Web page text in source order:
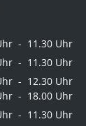
- 11.30 Uhr
- 11.30 Uhr
- 12.30 Uhr
- 18.00 Uhr
- 11.30 Uhr